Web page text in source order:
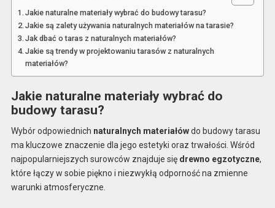
Jakie naturalne materiały wybrać do budowy tarasu?
Jakie są zalety używania naturalnych materiałów na tarasie?
Jak dbać o taras z naturalnych materiałów?
Jakie są trendy w projektowaniu tarasów z naturalnych
materiałów?
Jakie naturalne materiały wybrać do
budowy tarasu?
Wybór odpowiednich naturalnych materiałówdo budowy tarasu
ma kluczowe znaczenie dla jego estetyki oraz trwałości. Wśród
najpopularniejszych surowców znajduje się drewno egzotyczne,
które łączy w sobie piękno i niezwykłą odporność na zmienne
warunki atmosferyczne.